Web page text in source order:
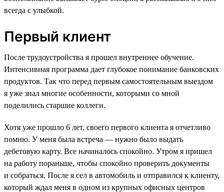
всегда с улыбкой.
Первый клиент
После трудоустройства я прошел внутреннее обучение.
Интенсивная программа дает глубокое понимание банковских
продуктов. Так что перед первым самостоятельным выездом
я уже знал многие особенности, которыми со мной
поделились старшие коллеги.
Хотя уже прошло 6 лет, своего первого клиента я отчетливо
помню. У меня была встреча — нужно было выдать
дебетовую карту. Все начиналось спокойно. Утром я пришел
на работу пораньше, чтобы спокойно проверить документы
и собраться. После я сел в автомобиль и отправился к клиенту,
который ждал меня в одном из крупных офисных центров